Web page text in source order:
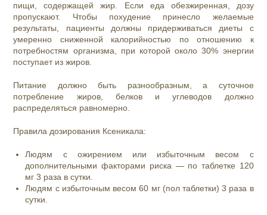
пищи, содержащей жир. Если еда обезжиренная, дозу
пропускают. Чтобы похудение принесло желаемые
результаты, пациенты должны придерживаться диеты с
умеренно сниженной калорийностью по отношению к
потребностям организма, при которой около 30% энергии
поступает из жиров.
Питание должно быть разнообразным, а суточное
потребление жиров, белков и углеводов должно
распределяться равномерно.
Правила дозирования Ксеникала:
Людям с ожирением или избыточным весом с
дополнительными факторами риска — по таблетке 120
мг 3 раза в сутки.
Людям с избыточным весом 60 мг (пол таблетки) 3 раза в
сутки.